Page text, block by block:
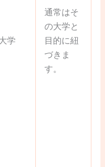
学
通常はそ
の大学と
目的に紐
づきま
す。